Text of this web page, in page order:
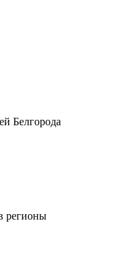
Белгорода
регионы